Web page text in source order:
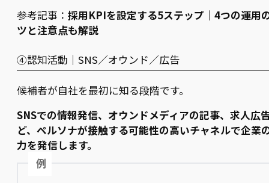
参考記事： 採用KPIを設定する5ステップ｜4つの運用
ツと注意点も解説
④認知活動｜SNS／オウンド／広告
候補者が自社を最初に知る段階です。
SNSでの情報発信、オウンドメディアの記事、求人広
ど、ペルソナが接触する可能性の高いチャネルで企業
力を発信します。
例